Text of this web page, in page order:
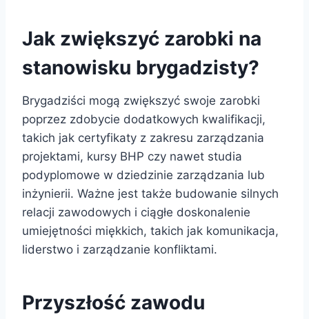
Jak zwiększyć zarobki na
stanowisku brygadzisty?
Brygadziści mogą zwiększyć swoje zarobki
poprzez zdobycie dodatkowych kwalifikacji,
takich jak certyfikaty z zakresu zarządzania
projektami, kursy BHP czy nawet studia
podyplomowe w dziedzinie zarządzania lub
inżynierii. Ważne jest także budowanie silnych
relacji zawodowych i ciągłe doskonalenie
umiejętności miękkich, takich jak komunikacja,
liderstwo i zarządzanie konfliktami.
Przyszłość zawodu